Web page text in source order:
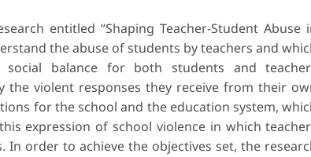
entitled “Shaping Teacher-Student Abuse
the abuse of students by teachers and
social balance for both students and
the violent responses they receive from their
for the school and the education system,
expression of school violence in which
order to achieve the objectives set, the